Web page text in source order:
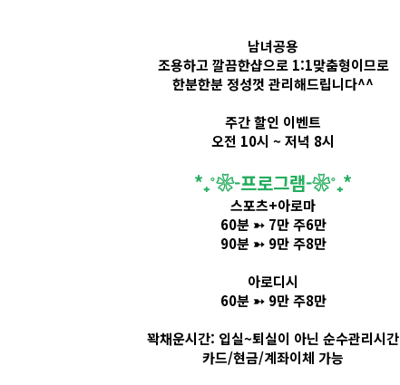
남녀공용
조용하고 깔끔한샵으로 1:1맞춤형이므로
한분한분 정성껏 관리해드립니다^^
주간 할인 이벤트
오전 10시 ~ 저녁 8시
​*₊˚❀-프로그램-❀˚₊*
스포츠+아로마
60분 ➳ 7만 주6만
90분 ➳ 9만 주8만
아로디시
60분 ➳ 9만 주8만
꽉채운시간: 입실~퇴실이 아닌 순수관리시간
카드/현금/계좌이체 가능